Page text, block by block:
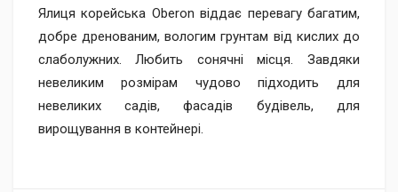
Ялиця корейська Oberon віддає перевагу багатим,
добре дренованим, вологим грунтам від кислих до
слаболужних. Любить сонячні місця. Завдяки
невеликим розмірам чудово підходить для
невеликих садів, фасадів будівель, для
вирощування в контейнері.